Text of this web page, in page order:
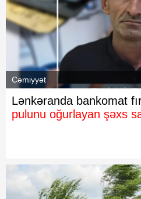
Cəmiyyət
Lənkəranda bankomat
pulunu oğurlayan şəxs